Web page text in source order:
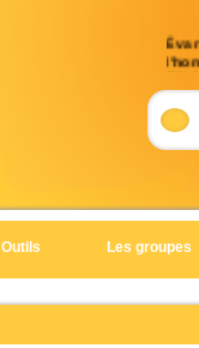
pour
Outils Les groupes